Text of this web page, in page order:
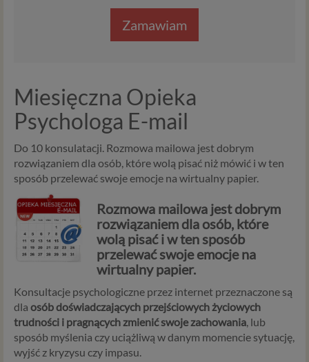
Zamawiam
Miesięczna Opieka
Psychologa E-mail
Do 10 konsulatacji. Rozmowa mailowa jest dobrym
rozwiązaniem dla osób, które wolą pisać niż mówić i w ten
sposób przelewać swoje emocje na wirtualny papier.
Rozmowa mailowa jest dobrym
rozwiązaniem dla osób, które
wolą pisać i w ten sposób
przelewać swoje emocje na
wirtualny papier.
Konsultacje psychologiczne przez internet przeznaczone są
dla osób doświadczających przejściowych życiowych
trudności i pragnących zmienić swoje zachowania, lub
sposób myślenia czy uciążliwą w danym momencie sytuację,
wyjść z kryzysu czy impasu.